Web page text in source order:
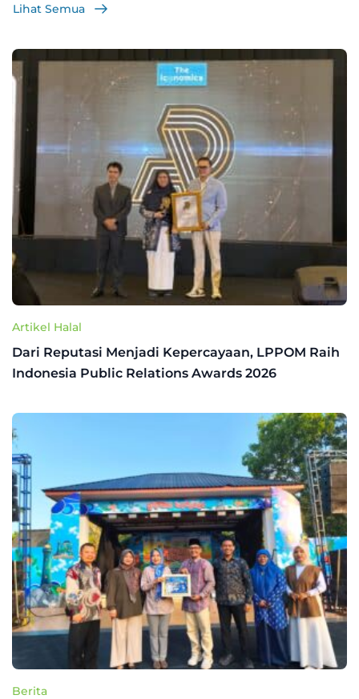
Lihat Semua
Artikel Halal
Dari Reputasi Menjadi Kepercayaan, LPPOM Raih
Indonesia Public Relations Awards 2026
Berita